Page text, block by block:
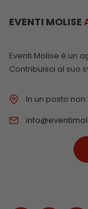
EVENTI MOLISE
Eventi Molise è un
Contribuisci al suo
In un posto